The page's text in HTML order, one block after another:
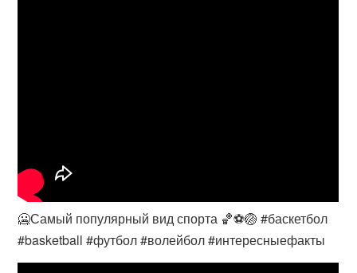
🥶Самый популярный вид спорта 🏀⚽️🏐 #баскетбол
#basketball #футбол #волейбол #интересныефакты